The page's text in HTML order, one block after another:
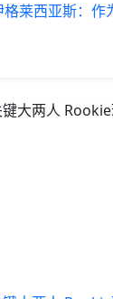
莱西亚斯：作